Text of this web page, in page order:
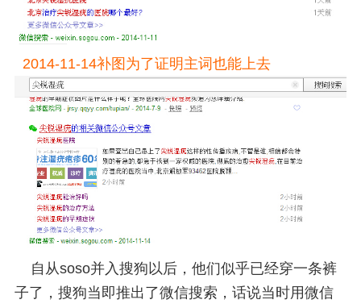
2014-11-14补图为了证明主词也能上去
自从soso并入搜狗以后，他们似乎已经穿一条裤
子了，搜狗当即推出了微信搜索，话说当时用微信